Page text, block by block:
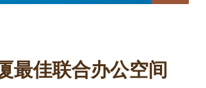
最佳联合办公空间